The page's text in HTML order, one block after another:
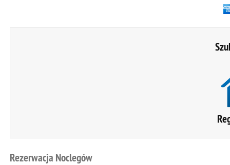
Rezerwacja Noclegów